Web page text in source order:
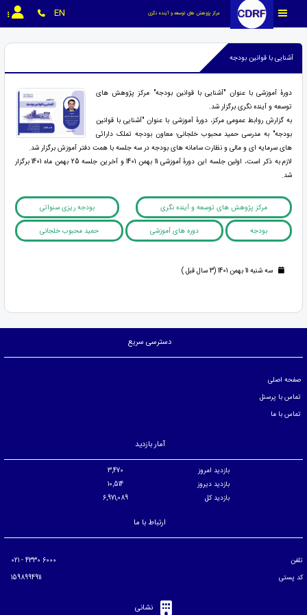
مرکز پژوهش های توسعه و آینده نگری EN
آشنایی با قوانین بودجه
دورۀ آموزشی با عنوان "آشنایی با قوانین بودجه" مرکز پژوهش های
توسعه و آینده نگری برگزار شد.
به گزارش روابط عمومی مرکز، دورۀ آموزشی با عنوان "آشنایی با قوانین
بودجه" به مدرسی حمید محبوب خلجانی؛ معاون بودجه تملک دارائی
های سرمایه ای و مالی و نظارت سامانه های بودجه در سه جلسه با همت دفتر آموزش برگزار شد.
لازم به ذکر است، اولین جلسه این دورۀ آموزشی 11 بهمن 1401 و آخرین جلسه 25 بهمن ماه 1401 برگزار
شد.
مرکز پژوهش های توسعه و آینده نگری بودجه ریزی سنواتی
بودجه دوره های آموزشی حمید محبوب خلجانی
سه شنبه 11 بهمن 1401 (3 سال قبل )
دسترسی سریع
صفحه اصلی
تماس با پرسنل
تماس با ما
آمار بازدید
بازدید امروز
3,470
بازدید دیروز
10,514
بازدید کل
6,971,089
ارتباط با ما
تلفن
کد پستی
نشانی